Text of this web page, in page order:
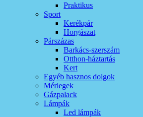
Praktikus
Sport
Kerékpár
Horgászat
Párszázas
Barkács-szerszám
Otthon-háztartás
Kert
Egyéb hasznos dolgok
Mérlegek
Gázpalack
Lámpák
Led lámpák